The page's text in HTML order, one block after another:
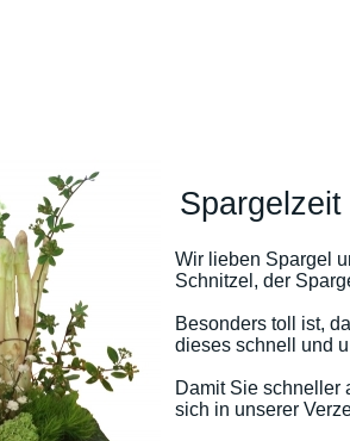
Wir lieben Spargel
Schnitzel, der
Besonders toll ist,
dieses schnell und
Damit Sie schneller
sich in unserer